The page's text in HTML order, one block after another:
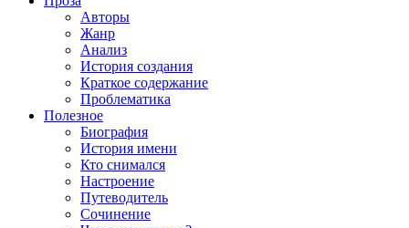
Авторы
Жанр
Анализ
История создания
Краткое содержание
Проблематика
Полезное
Биография
История имени
Кто снимался
Настроение
Путеводитель
Сочинение